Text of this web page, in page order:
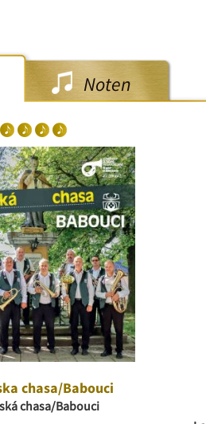
Noten
chasa/Babouci
chasa/Babouci